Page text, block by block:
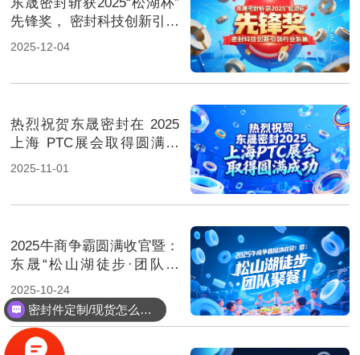
先锋奖， 密封科技创新引领
行业新篇！
2025-12-04
热烈祝贺东晟密封在 2025
上海 PTC展会取得圆满成
功！
2025-11-01
2025牛商争霸圆满收官暨：
东晟“松山湖徒步·团队聚
餐”！
2025-10-24
密封件定制/现货怎么报价，起订量多少？